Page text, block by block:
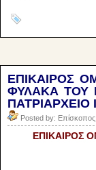
ΕΠΙΚΑΙΡΟΣ
ΦΥΛΑΚΑ ΤΟΥ
Posted by:
ΕΠΙΚΑΙΡΟΣ